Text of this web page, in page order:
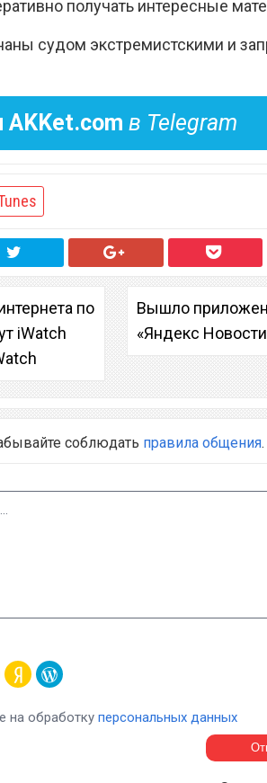
получать интересные
судом экстремистскими и
AKKet.com в Telegram
по
iWatch
Вышло
«Яндекс
соблюдать правила общения.
на обработку персональных данных